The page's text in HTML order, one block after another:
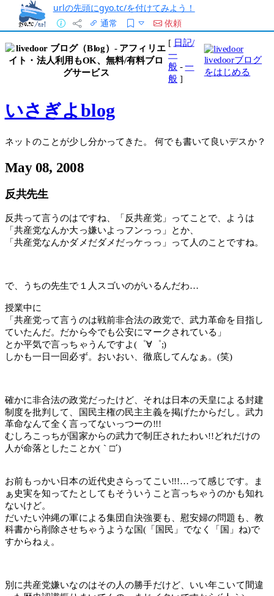
urlの先頭にgyo.tc/を付けてみよう！
通常
依頼